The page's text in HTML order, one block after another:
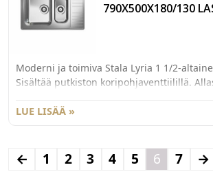
790X500X180/130
Moderni ja toimiva Stala Lyria 1 1/2-
Sisältää putkiston koripohjaventtiilillä.
syvyydet 180mm ja 130mm.
LUE LISÄÄ »
← 1 2 3 4 5 6 7 →